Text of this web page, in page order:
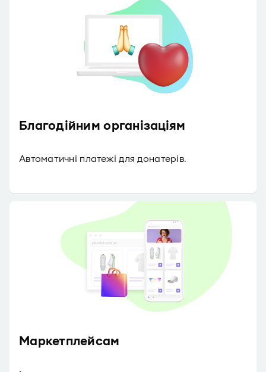
Благодійним організаціям
Автоматичні платежі для донатерів.
Маркетплейсам